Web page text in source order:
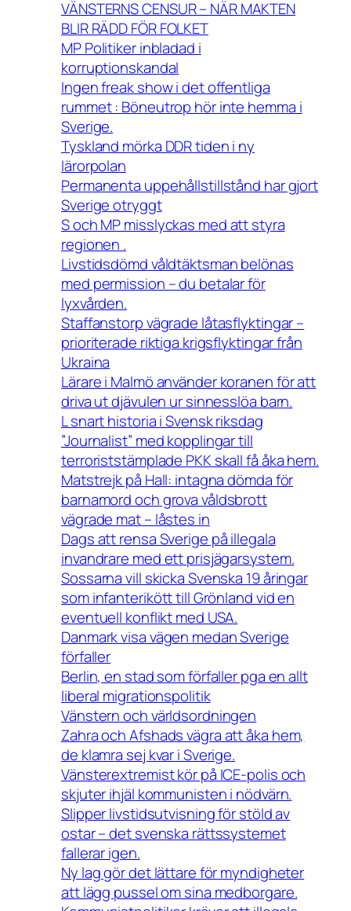
VÄNSTERNS CENSUR – NÄR MAKTEN
BLIR RÄDD FÖR FOLKET
MP Politiker inbladad i
korruptionskandal
Ingen freak show i det offentliga
rummet : Böneutrop hör inte hemma i
Sverige.
Tyskland mörka DDR tiden i ny
lärorpolan
Permanenta uppehållstillstånd har gjort
Sverige otryggt
S och MP misslyckas med att styra
regionen .
Livstidsdömd våldtäktsman belönas
med permission – du betalar för
lyxvården.
Staffanstorp vägrade låtasflyktingar –
prioriterade riktiga krigsflyktingar från
Ukraina
Lärare i Malmö använder koranen för att
driva ut djävulen ur sinnesslöa barn.
L snart historia i Svensk riksdag
”Journalist” med kopplingar till
terroriststämplade PKK skall få åka hem.
Matstrejk på Hall: intagna dömda för
barnamord och grova våldsbrott
vägrade mat – låstes in
Dags att rensa Sverige på illegala
invandrare med ett prisjägarsystem.
Sossarna vill skicka Svenska 19 åringar
som infanterikött till Grönland vid en
eventuell konflikt med USA.
Danmark visa vägen medan Sverige
förfaller
Berlin, en stad som förfaller pga en allt
liberal migrationspolitik
Vänstern och världsordningen
Zahra och Afshads vägra att åka hem,
de klamra sej kvar i Sverige.
Vänsterextremist kör på ICE-polis och
skjuter ihjäl kommunisten i nödvärn.
Slipper livstidsutvisning för stöld av
ostar – det svenska rättssystemet
fallerar igen.
Ny lag gör det lättare för myndigheter
att lägg pussel om sina medborgare.